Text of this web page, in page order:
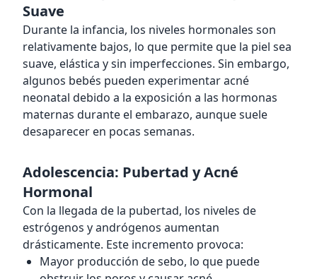
Suave
Durante la infancia, los niveles hormonales son
relativamente bajos, lo que permite que la piel sea
suave, elástica y sin imperfecciones. Sin embargo,
algunos bebés pueden experimentar acné
neonatal debido a la exposición a las hormonas
maternas durante el embarazo, aunque suele
desaparecer en pocas semanas.
Adolescencia: Pubertad y Acné
Hormonal
Con la llegada de la pubertad, los niveles de
estrógenos y andrógenos aumentan
drásticamente. Este incremento provoca:
Mayor producción de sebo, lo que puede